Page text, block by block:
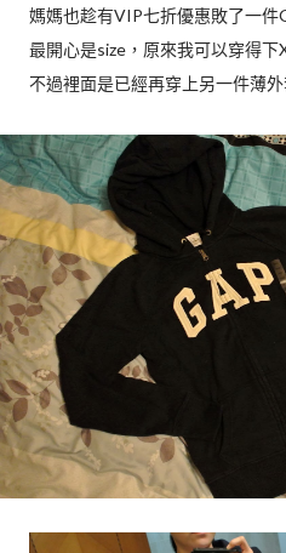
媽媽也趁有VIP七折優惠敗了一件
最開心是size，原來我可以穿得下
不過裡面是已經再穿上另一件薄